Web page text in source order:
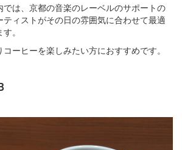
では、京都の音楽のレーベルのサポートの
ティストがその日の雰囲気に合わせて最適
。
ーヒーを楽しみたい方におすすめです。